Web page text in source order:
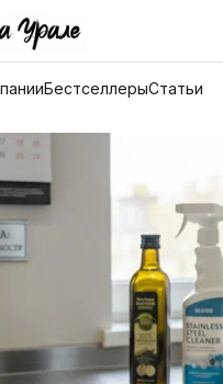
БестселлерыСтатьи